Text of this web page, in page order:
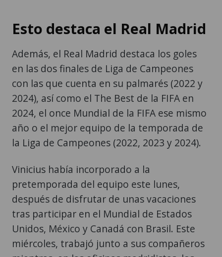
Esto destaca el Real Madrid
Además, el Real Madrid destaca los goles
en las dos finales de Liga de Campeones
con las que cuenta en su palmarés (2022 y
2024), así como el The Best de la FIFA en
2024, el once Mundial de la FIFA ese mismo
año o el mejor equipo de la temporada de
la Liga de Campeones (2022, 2023 y 2024).
Vinicius había incorporado a la
pretemporada del equipo este lunes,
después de disfrutar de unas vacaciones
tras participar en el Mundial de Estados
Unidos, México y Canadá con Brasil. Este
miércoles, trabajó junto a sus compañeros